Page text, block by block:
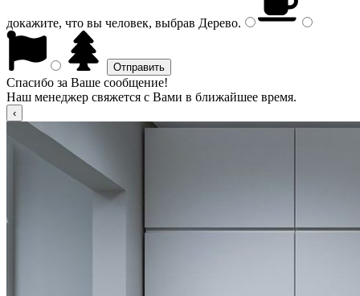
докажите, что вы человек, выбрав Дерево.
Спасибо за Ваше сообщение!
Наш менеджер свяжется с Вами в ближайшее время.